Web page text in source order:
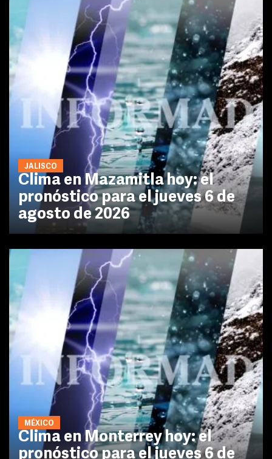
JALISCO
Clima en Mazamitla hoy: el
pronóstico para el jueves 6 de
agosto de 2026
MÉXICO
Clima en Monterrey hoy: el
pronóstico para el jueves 6 de